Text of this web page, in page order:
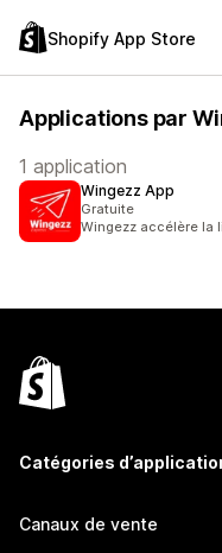
Shopify App Store
Applications par
1 application
Wingezz App
Gratuite
Wingezz accélère la
Catégories
Canaux de vente